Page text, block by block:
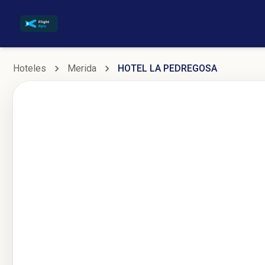
Hoteles Merida HOTEL LA PEDREGOSA